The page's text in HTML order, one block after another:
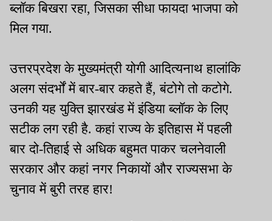
ब्लॉक बिखरा रहा, जिसका सीधा फायदा भाजपा को
मिल गया.
उत्तरप्रदेश के मुख्यमंत्री योगी आदित्यनाथ हालांकि
अलग संदर्भों में बार-बार कहते हैं, बंटोगे तो कटोगे.
उनकी यह युक्ति झारखंड में इंडिया ब्लॉक के लिए
सटीक लग रही है. कहां राज्य के इतिहास में पहली
बार दो-तिहाई से अधिक बहुमत पाकर चलनेवाली
सरकार और कहां नगर निकायों और राज्यसभा के
चुनाव में बुरी तरह हार!